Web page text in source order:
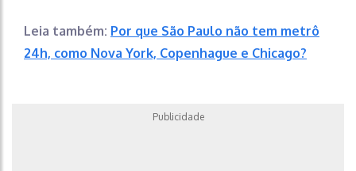
Leia também: Por que São Paulo não tem metrô
24h, como Nova York, Copenhague e Chicago?
Publicidade